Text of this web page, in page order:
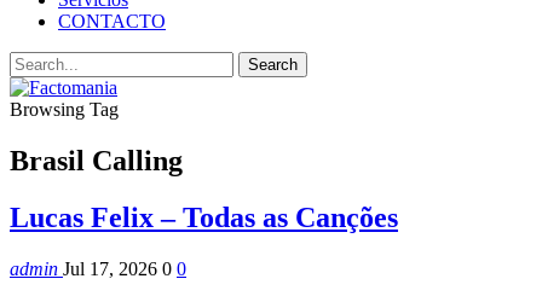
CONTACTO
Browsing Tag
Brasil Calling
Lucas Felix – Todas as Canções
admin Jul 17, 2026 0 0